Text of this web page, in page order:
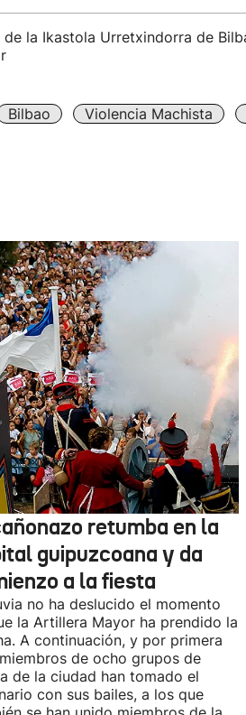
de la Ikastola Urretxindorra de
Bilbao Violencia Machista
retumba en la
guipuzcoana y da
a la fiesta
no ha deslucido el momento
la Artillera Mayor ha prendido la
A continuación, y por primera
de ocho grupos de
de la ciudad han tomado el
con sus bailes, a los que